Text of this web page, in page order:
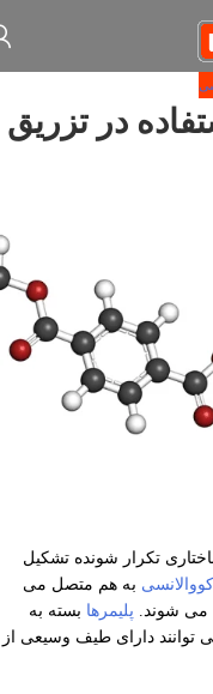
در تزریق
تکرار شونده تشکیل
به هم متصل می
می شوند. پلیمرها بسته به
توانند دارای طیف وسیعی از